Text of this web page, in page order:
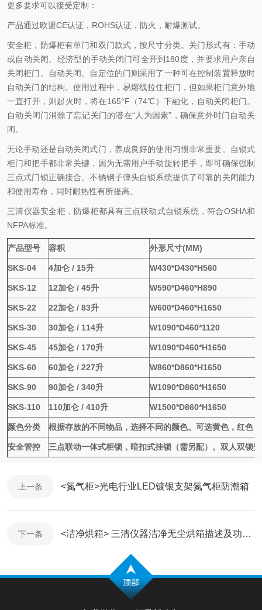
更多要求可以接受定制：
产品通过欧盟CE认证，ROHS认证，防火，耐爆测试。
安全柜，防爆柜有单门和双门款式，按尺寸分类。关门形式有：手动
或自动关闭。经济型的手动关闭门可全开到180度，并要求用户亲自
关闭柜门。自动关闭、自定位的门则采用了一种可在控制装置释放时
自动关门的结构。使用过程中，易熔线拉住柜门，但如果柜门意外地
一直打开，则起火时，将在165°F（74℃）下融化，自动关闭柜门。
自动关闭门消除了忘记关门的潜在“人为因素”，确保意外时门自动关
闭。
无论手动还是自动关闭式门，养成良好的使用习惯非常重要。自锁式
柜门和把手都非常关键，因为无需用户手动旋转把手，即可确保强制
三点式门锁正确接合。不锈钢子弹头自锁系统提供了可靠的关闭能力
和使用寿命，同时耐热性有所提高。
三清仪器安全柜，防爆柜都具有三点联动式自锁系统，符合OSHA和
NFPA标准。
产品型号 容积 外形尺寸(MM)
SKS-04 4加仑 / 15升 W430*D430*H560
SKS-12 12加仑 / 45升 W590*D460*H890
SKS-22 22加仑 / 83升 W600*D460*H1650
SKS-30 30加仑 / 114升 W1090*D460*1120
SKS-45 45加仑 / 170升 W1090*D460*H1650
SKS-60 60加仑 / 227升 W860*D860*H1650
SKS-90 90加仑 / 340升 W1090*D860*H1650
SKS-110 110加仑 / 410升 W1500*D860*H1650
颜色分类 根据存放的不同物品，选择不同的颜色。可选黄色，红色
安全管控 三点联动一体式柜锁，暗扣式挂锁（需另配）。双人双锁
上一条 <氮气柜>光电行业LED镀银支架氮气柜防潮箱
下一条 <洁净烘箱> 三清仪器洁净无尘烘箱描述及功能配置